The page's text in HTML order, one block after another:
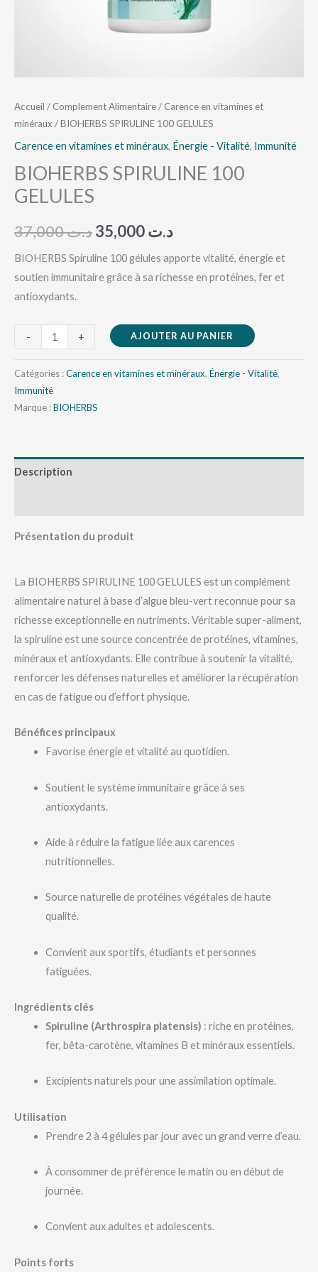
Accueil / Complement Alimentaire/ Carence en vitamines et
minéraux / BIOHERBS SPIRULINE 100 GELULES
Carence en vitamines et minéraux, Énergie - Vitalité, Immunité
BIOHERBS SPIRULINE 100
GELULES
د.ت37,000 د.ت
BIOHERBS Spiruline 100 gélules apporte vitalité, énergie et
soutien immunitaire grâce à sa richesse en protéines, fer et
antioxydants.
- + AJOUTER AU PANIER
Catégories :Carence en vitamines et minéraux, Énergie - Vitalité,
Immunité
Marque :BIOHERBS
Description
Présentation du produit
La BIOHERBS SPIRULINE 100 GELULES est un complément
alimentaire naturel à base d’algue bleu-vert reconnue pour sa
richesse exceptionnelle en nutriments. Véritable super-aliment,
la spiruline est une source concentrée de protéines, vitamines,
minéraux et antioxydants. Elle contribue à soutenir la vitalité,
renforcer les défenses naturelles et améliorer la récupération
en cas de fatigue ou d’effort physique.
Bénéfices principaux
Favorise énergie et vitalité au quotidien.
Soutient le système immunitaire grâce à ses
antioxydants.
Aide à réduire la fatigue liée aux carences
nutritionnelles.
Source naturelle de protéines végétales de haute
qualité.
Convient aux sportifs, étudiants et personnes
fatiguées.
Ingrédients clés
Spiruline (Arthrospira platensis) : riche en protéines,
fer, bêta-carotène, vitamines B et minéraux essentiels.
Excipients naturels pour une assimilation optimale.
Utilisation
Prendre 2 à 4 gélules par jour avec un grand verre d’eau.
À consommer de préférence le matin ou en début de
journée.
Convient aux adultes et adolescents.
Points forts